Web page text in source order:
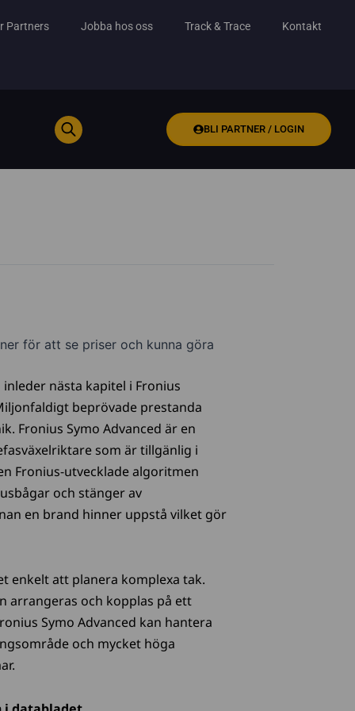
Partners Jobba hos oss Track & Trace Kontakt
BLI PARTNER / LOGIN
för att se priser och kunna göra
nästa kapitel i Fronius
beprövade prestanda
Fronius Symo Advanced är en
som är tillgänlig i
Fronius-utvecklade algoritmen
och stänger av
en brand hinner uppstå vilket gör
enkelt att planera komplexa tak.
arrangeras och kopplas på ett
Symo Advanced kan hantera
och mycket höga